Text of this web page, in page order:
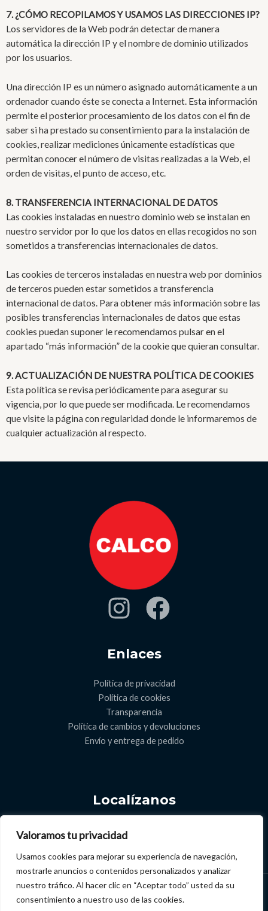
Valoramos tu privacidad
Usamos cookies para mejorar su experiencia de navegación,
mostrarle anuncios o contenidos personalizados y analizar
nuestro tráfico. Al hacer clic en “Aceptar todo” usted da su
consentimiento a nuestro uso de las cookies.
7. ¿CÓMO RECOPILAMOS Y USAMOS LAS DIRECCIONES IP?
Los servidores de la Web podrán detectar de manera
automática la dirección IP y el nombre de dominio utilizados
por los usuarios.
Una dirección IP es un número asignado automáticamente a un
ordenador cuando éste se conecta a Internet. Esta información
permite el posterior procesamiento de los datos con el fin de
saber si ha prestado su consentimiento para la instalación de
cookies, realizar mediciones únicamente estadísticas que
permitan conocer el número de visitas realizadas a la Web, el
orden de visitas, el punto de acceso, etc.
8. TRANSFERENCIA INTERNACIONAL DE DATOS
Las cookies instaladas en nuestro dominio web se instalan en
nuestro servidor por lo que los datos en ellas recogidos no son
sometidos a transferencias internacionales de datos.
Las cookies de terceros instaladas en nuestra web por dominios
de terceros pueden estar sometidos a transferencia
internacional de datos. Para obtener más información sobre las
posibles transferencias internacionales de datos que estas
cookies puedan suponer le recomendamos pulsar en el
apartado “más información” de la cookie que quieran consultar.
9. ACTUALIZACIÓN DE NUESTRA POLÍTICA DE COOKIES
Esta política se revisa periódicamente para asegurar su
vigencia, por lo que puede ser modificada. Le recomendamos
que visite la página con regularidad donde le informaremos de
cualquier actualización al respecto.
Enlaces
Política de privacidad
Política de cookies
Transparencia
Política de cambios y devoluciones
Envío y entrega de pedido​
Localízanos
C. de San Andrés, 38639, Santa Cruz de Tenerife.
Copyright © 2026 | Calco tienda online